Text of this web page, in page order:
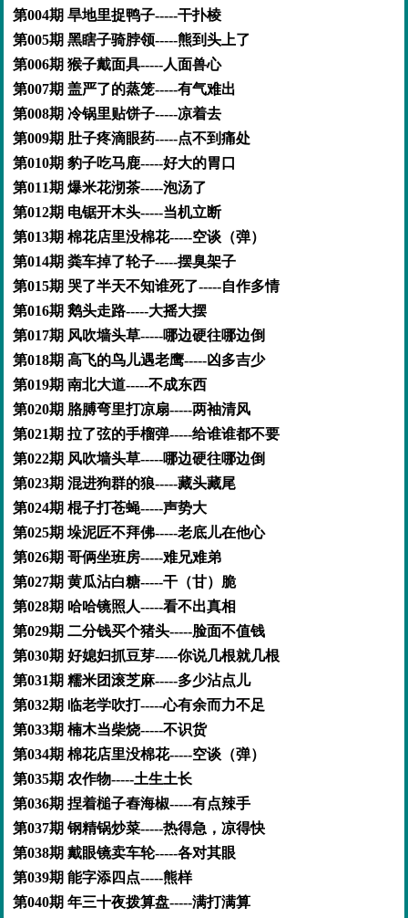
第004期 旱地里捉鸭子-----干扑棱
第005期 黑瞎子骑脖领-----熊到头上了
第006期 猴子戴面具-----人面兽心
第007期 盖严了的蒸笼-----有气难出
第008期 冷锅里贴饼子-----凉着去
第009期 肚子疼滴眼药-----点不到痛处
第010期 豹子吃马鹿-----好大的胃口
第011期 爆米花沏茶-----泡汤了
第012期 电锯开木头-----当机立断
第013期 棉花店里没棉花-----空谈（弹）
第014期 粪车掉了轮子-----摆臭架子
第015期 哭了半天不知谁死了-----自作多情
第016期 鹅头走路-----大摇大摆
第017期 风吹墙头草-----哪边硬往哪边倒
第018期 高飞的鸟儿遇老鹰-----凶多吉少
第019期 南北大道-----不成东西
第020期 胳膊弯里打凉扇-----两袖清风
第021期 拉了弦的手榴弹-----给谁谁都不要
第022期 风吹墙头草-----哪边硬往哪边倒
第023期 混进狗群的狼-----藏头藏尾
第024期 棍子打苍蝇-----声势大
第025期 垛泥匠不拜佛-----老底儿在他心
第026期 哥俩坐班房-----难兄难弟
第027期 黄瓜沾白糖-----干（甘）脆
第028期 哈哈镜照人-----看不出真相
第029期 二分钱买个猪头-----脸面不值钱
第030期 好媳妇抓豆芽-----你说几根就几根
第031期 糯米团滚芝麻-----多少沾点儿
第032期 临老学吹打-----心有余而力不足
第033期 楠木当柴烧-----不识货
第034期 棉花店里没棉花-----空谈（弹）
第035期 农作物-----土生土长
第036期 捏着槌子舂海椒-----有点辣手
第037期 钢精锅炒菜-----热得急，凉得快
第038期 戴眼镜卖车轮-----各对其眼
第039期 能字添四点-----熊样
第040期 年三十夜拨算盘-----满打满算